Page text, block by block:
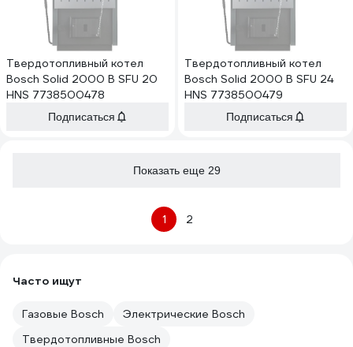
Твердотопливный котел
Bosch Solid 2000 B SFU 20
HNS 7738500478
Подписаться
Твердотопливный котел
Bosch Solid 2000 B SFU 24
HNS 7738500479
Подписаться
Показать еще 29
1 2
Часто ищут
Газовые Bosch
Электрические Bosch
Твердотопливные Bosch